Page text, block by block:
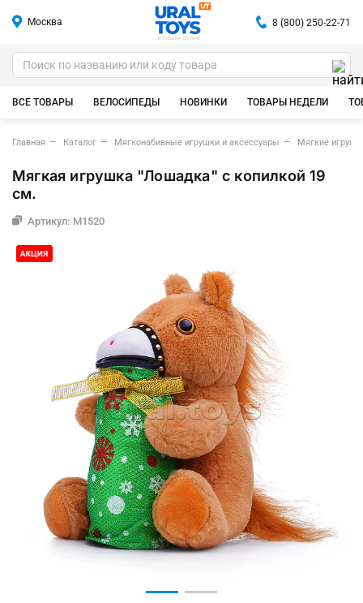
Москва
ИГРУШКИ ОПТОМ
8 (800) 250-22-71
ВСЕ ТОВАРЫ ВЕЛОСИПЕДЫ НОВИНКИ ТОВАРЫ НЕДЕЛИ
Главная Каталог Мягконабивные игрушки и аксессуары Мягкие
Мягкая игрушка "Лошадка" с копилкой 19
см.
Артикул: M1520